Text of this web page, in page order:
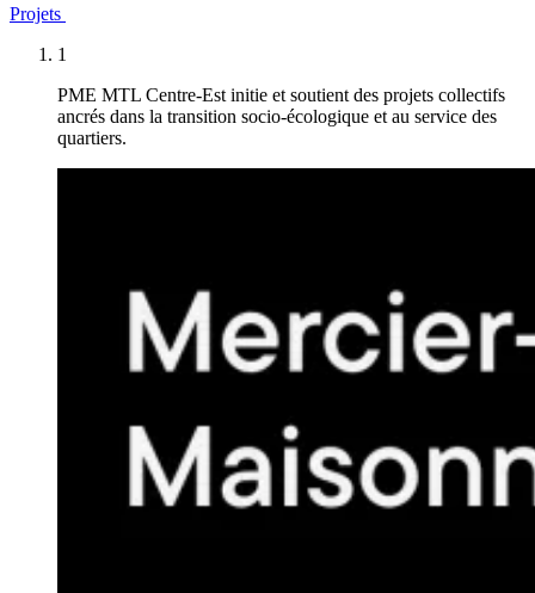
Projets
1
PME MTL Centre-Est initie et soutient des projets collectifs
ancrés dans la transition socio-écologique et au service des
quartiers.